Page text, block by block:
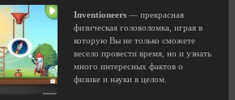
Inventioneers — прекрасная
физическая головоломка, играя в
которую Вы не только сможете
весело провести время, но и узнать
много интересных фактов о
физике и науки в целом.